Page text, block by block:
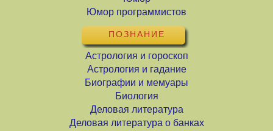
Юмор программистов
ПОЗНАНИЕ
Астрология и гороскоп
Астрология и гадание
Биографии и мемуары
Биология
Деловая литература
Деловая литература о банках